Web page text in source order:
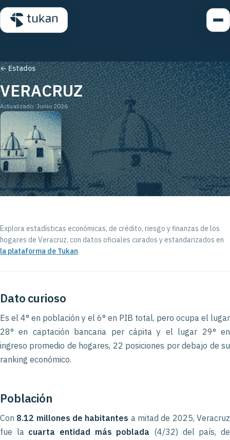
← Estados
VERACRUZ
Actualizado: Junio 2026
Explora estadísticas económicas, de crédito, riesgo y finanzas de los
hogares de Veracruz, con datos oficiales curados y estandarizados en
la plataforma de Tukan.
Dato curioso
Es el 4° en población y el 6° en PIB total, pero ocupa el lugar
28° en captación bancaria per cápita y el lugar 29° en
ingreso promedio de hogares, 22 posiciones por debajo de su
ranking económico.
Población
Con 8.12 millones de habitantes a mitad de 2025, Veracruz
fue la cuarta entidad más poblada (4/32) del país, de